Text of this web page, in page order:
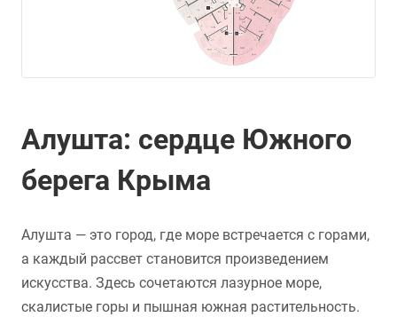
Алушта: сердце Южного
берега Крыма
Алушта — это город, где море встречается с горами,
а каждый рассвет становится произведением
искусства. Здесь сочетаются лазурное море,
скалистые горы и пышная южная растительность.